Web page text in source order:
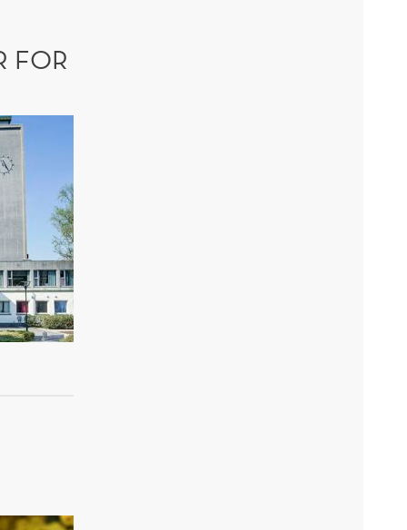
FOR